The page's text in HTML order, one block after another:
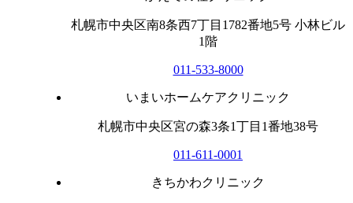
札幌市中央区南8条西7丁目1782番地5号 小林ビル
1階
011-533-8000
いまいホームケアクリニック
札幌市中央区宮の森3条1丁目1番地38号
011-611-0001
きちかわクリニック